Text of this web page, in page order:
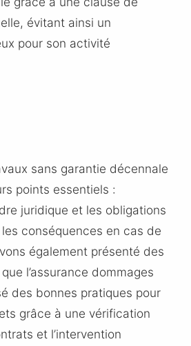
évitant ainsi un
pour son activité
sans garantie décennale
points essentiels :
juridique et les obligations
conséquences en cas de
également présenté des
l’assurance dommages
des bonnes pratiques pour
grâce à une vérification
et l’intervention